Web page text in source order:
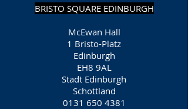
BRISTO SQUARE EDINBURGH
McEwan Hall
1 Bristo-Platz
Edinburgh
EH8 9AL
Stadt Edinburgh
Schottland
0131 650 4381